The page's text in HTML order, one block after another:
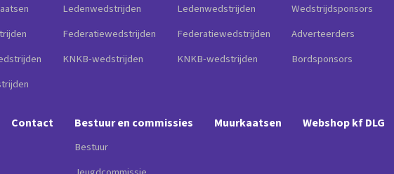
Ledenwedstrijden
Federatiewedstrijden
KNKB-wedstrijden
Ledenwedstrijden
Federatiewedstrijden
KNKB-wedstrijden
Wedstrijdsponsors
Adverteerders
Bordsponsors
Contact Bestuur en commissies
Bestuur
Muurkaatsen Webshop kf DLG